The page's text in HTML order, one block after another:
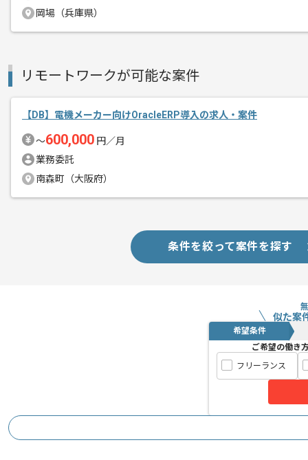
※リモート頻度は習熟度や状況に応じて
岡場（兵庫県）
リモートワークが可能な案件
【DB】電機メーカー向けOracleERP導入の求人・案件
〜600,000 円／月
業務委託
南森町（大阪府）
条件を絞って案件を探す
似た案
希望条件
ご希望の働き
フリーランス